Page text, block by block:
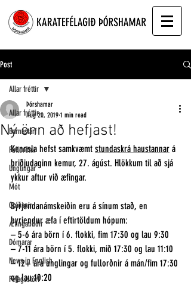
Post
Allar fréttir
Barnastarf
Fullorðnir
Unglingar
Mót
Gráðanir
Æfingabúðir
Dómarar
News in English
Félagsstörf
Allar fréttir
Ný önn að hefjast!
Þórshamar
Aug 20, 2019 1 min read
Kennsla hefst samkvæmt stundaskrá haustannar á
þriðjudaginn kemur, 27. ágúst. Hlökkum til að sjá
ykkur aftur við æfingar.
Byrjendanámskeiðin eru á sínum stað, en
byrjendur æfa í eftirtöldum hópum:
– 5-6 ára börn í 6. flokki, fim 17:30 og lau 9:30
– 7-11 ára börn í 5. flokki, mið 17:30 og lau 11:10
– 12+ ára unglingar og fullorðnir á mán/fim 17:30
og lau 10:20